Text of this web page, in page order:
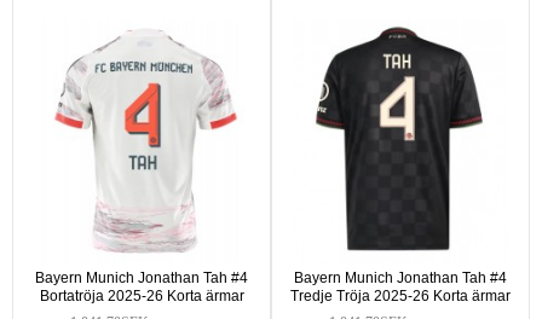
Bayern Munich Jonathan Tah #4
Bortatröja 2025-26 Korta ärmar
Bayern Munich Jonathan Tah #4
Tredje Tröja 2025-26 Korta ärmar